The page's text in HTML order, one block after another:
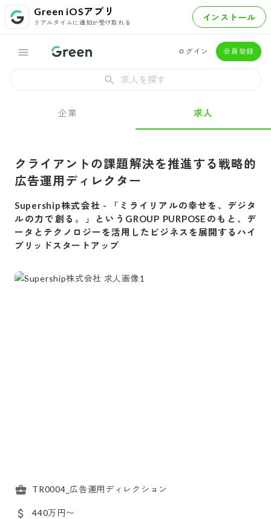
Green iOSアプリ
リアルタイムに通知が受け取れる インストール
ログイン 会員登録
求人を探す
企業 求人
クライアントの課題解決を推進する戦略的
広告運用ディレクター
Supership株式会社 -
「ミライリアルの幸せを、デジタ
ルの力で創る。」というGROUP PURPOSEのもと、デ
ータとテクノロジーを活用したビジネスを展開するハイ
ブリッドスタートアップ
TR0004_広告運用ディレクション
440万円〜